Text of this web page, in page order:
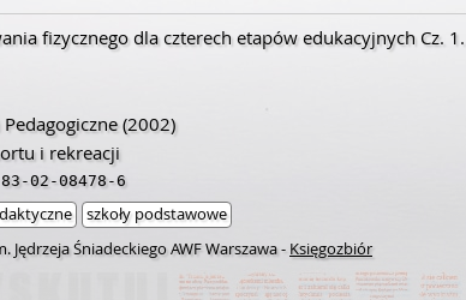
fizycznego dla czterech etapów edukacyjnych Cz. 1.
(2002)
i rekreacji
83-02-08478-6
szkoły podstawowe
Jędrzeja Śniadeckiego AWF Warszawa- Księgozbiór